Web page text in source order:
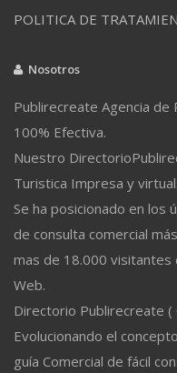
POLITICA DE
Nosotros
Publirecreate Agencia de
100% Efectiva.
Nuestro
Turistica Impresa y virtual.
Se ha posicionado en los
de consulta comercial
mas de 18.000
Web.
Directorio Publirecreate (
Evolucionando el
guía Comercial de fácil